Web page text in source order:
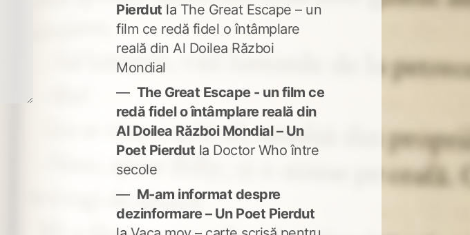
Pierdut la The Great Escape – un
film ce redă fidel o întâmplare
reală din Al Doilea Război
Mondial
The Great Escape - un film ce
redă fidel o întâmplare reală din
Al Doilea Război Mondial – Un
Poet Pierdut la Doctor Who între
secole
M-am informat despre
dezinformare – Un Poet Pierdut